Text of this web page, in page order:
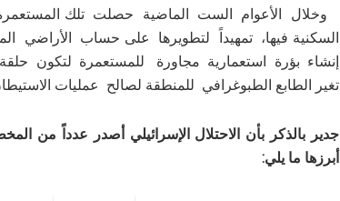
وخلال الأعوام الست الماضية حصلت تلك
السكنية فيها، تمهيداً لتطويرها على حساب الأراضي
إنشاء بؤرة استعمارية مجاورة للمستعمرة لتكون
تغير الطابع الطبوغرافي للمنطقة لصالح عمليات
جدير بالذكر بأن الاحتلال الإسرائيلي أصدر عدداً من
أبرزها ما يلي: